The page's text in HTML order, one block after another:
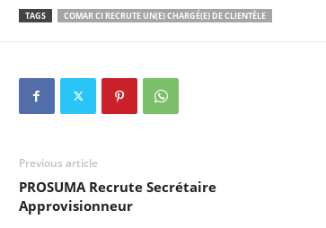
TAGS COMAR CI RECRUTE UN(E) CHARGÉ(E) DE CLIENTÈLE
Previous article
PROSUMA Recrute Secrétaire
Approvisionneur